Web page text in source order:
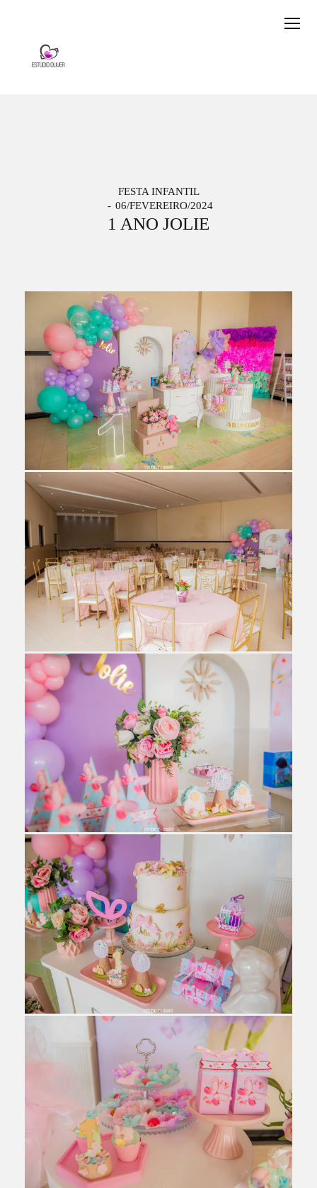
FESTA INFANTIL
06/FEVEREIRO/2024
1 ANO JOLIE